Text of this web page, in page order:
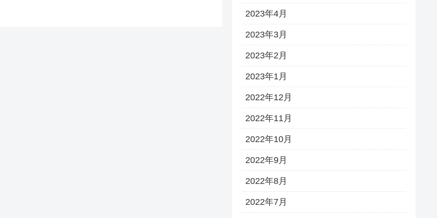
2023年4月
2023年3月
2023年2月
2023年1月
2022年12月
2022年11月
2022年10月
2022年9月
2022年8月
2022年7月